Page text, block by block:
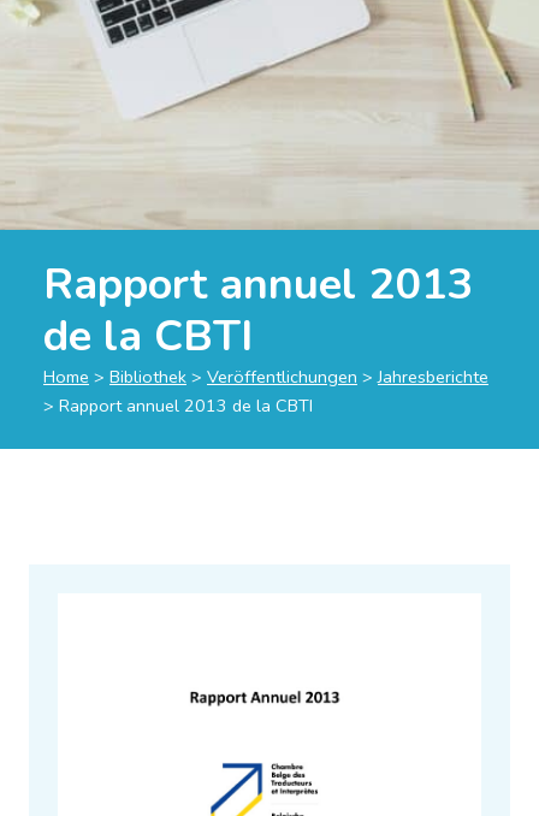
Rapport annuel 2013
de la CBTI
Home > Bibliothek > Veröffentlichungen >Jahresberichte
> Rapport annuel 2013 de la CBTI